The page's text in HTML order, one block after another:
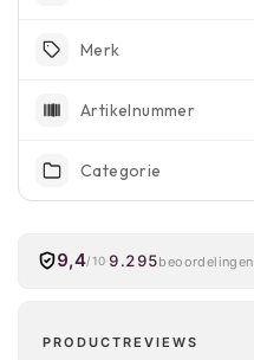
Merk
Artikelnummer
Categorie
9,4/10 9.295beoordelingen
PRODUCTREVIEWS